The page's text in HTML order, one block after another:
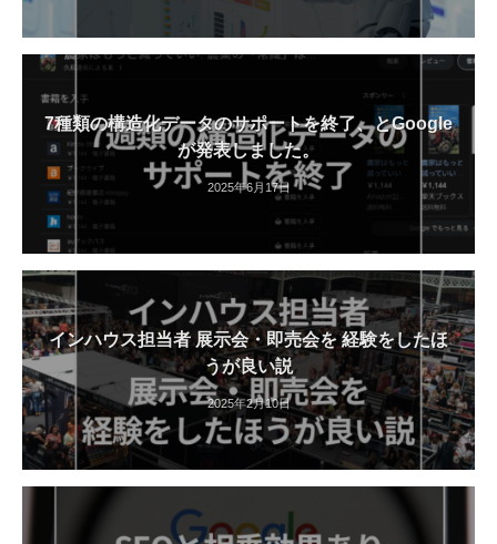
7種類の構造化データのサポートを終了、とGoogle
が発表しました。
2025年6月17日
インハウス担当者 展示会・即売会を 経験をしたほ
うが良い説
2025年2月10日